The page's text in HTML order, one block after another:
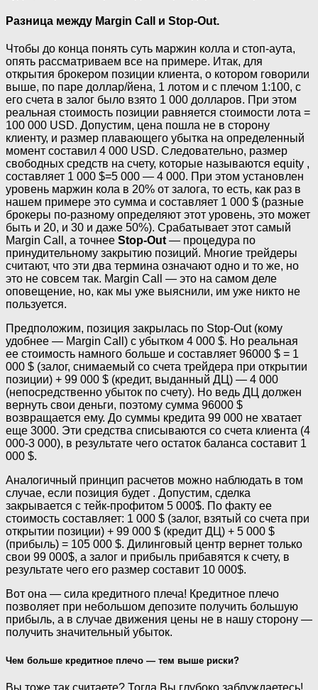
Разница между Margin Call и Stop-Out.
Чтобы до конца понять суть маржин колла и стоп-аута,
опять рассматриваем все на примере. Итак, для
открытия брокером позиции клиента, о котором говорили
выше, по паре доллар/йена, 1 лотом и с плечом 1:100, с
его счета в залог было взято 1 000 долларов. При этом
реальная стоимость позиции равняется стоимости лота =
100 000 USD. Допустим, цена пошла не в сторону
клиенту, и размер плавающего убытка на определенный
момент составил 4 000 USD. Следовательно, размер
свободных средств на счету, которые называются equity ,
составляет 1 000 $=5 000 — 4 000. При этом установлен
уровень маржин кола в 20% от залога, то есть, как раз в
нашем примере это сумма и составляет 1 000 $ (разные
брокеры по-разному определяют этот уровень, это может
быть и 20, и 30 и даже 50%). Срабатывает этот самый
Margin Call, а точнее Stop-Out — процедура по
принудительному закрытию позиций. Многие трейдеры
считают, что эти два термина означают одно и то же, но
это не совсем так. Margin Call — это на самом деле
оповещение, но, как мы уже выяснили, им уже никто не
пользуется.
Предположим, позиция закрылась по Stop-Out (кому
удобнее — Margin Call) с убытком 4 000 $. Но реальная
ее стоимость намного больше и составляет 96000 $ = 1
000 $ (залог, снимаемый со счета трейдера при открытии
позиции) + 99 000 $ (кредит, выданный ДЦ) — 4 000
(непосредственно убыток по счету). Но ведь ДЦ должен
вернуть свои деньги, поэтому сумма 96000 $
возвращается ему. До суммы кредита 99 000 не хватает
еще 3000. Эти средства списываются со счета клиента (4
000-3 000), в результате чего остаток баланса составит 1
000 $.
Аналогичный принцип расчетов можно наблюдать в том
случае, если позиция будет . Допустим, сделка
закрывается с тейк-профитом 5 000$. По факту ее
стоимость составляет: 1 000 $ (залог, взятый со счета при
открытии позиции) + 99 000 $ (кредит ДЦ) + 5 000 $
(прибыль) = 105 000 $. Дилинговый центр вернет только
свои 99 000$, а залог и прибыль прибавятся к счету, в
результате чего его размер составит 10 000$.
Вот она — сила кредитного плеча! Кредитное плечо
позволяет при небольшом депозите получить большую
прибыль, а в случае движения цены не в нашу сторону —
получить значительный убыток.
Чем больше кредитное плечо — тем выше риски?
Вы тоже так считаете? Тогда Вы глубоко заблуждаетесь!